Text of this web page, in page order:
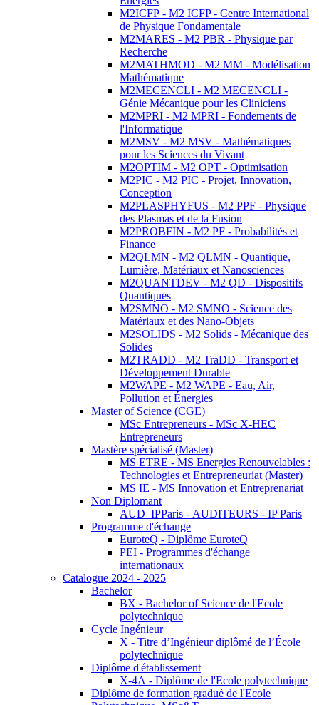
M2ICFP - M2 ICFP - Centre International
de Physique Fondamentale
M2MARES - M2 PBR - Physique par
Recherche
M2MATHMOD - M2 MM - Modélisation
Mathématique
M2MECENCLI - M2 MECENCLI -
Génie Mécanique pour les Cliniciens
M2MPRI - M2 MPRI - Fondements de
l'Informatique
M2MSV - M2 MSV - Mathématiques
pour les Sciences du Vivant
M2OPTIM - M2 OPT - Optimisation
M2PIC - M2 PIC - Projet, Innovation,
Conception
M2PLASPHYFUS - M2 PPF - Physique
des Plasmas et de la Fusion
M2PROBFIN - M2 PF - Probabilités et
Finance
M2QLMN - M2 QLMN - Quantique,
Lumière, Matériaux et Nanosciences
M2QUANTDEV - M2 QD - Dispositifs
Quantiques
M2SMNO - M2 SMNO - Science des
Matériaux et des Nano-Objets
M2SOLIDS - M2 Solids - Mécanique des
Solides
M2TRADD - M2 TraDD - Transport et
Développement Durable
M2WAPE - M2 WAPE - Eau, Air,
Pollution et Énergies
Master of Science (CGE)
MSc Entrepreneurs - MSc X-HEC
Entrepreneurs
Mastère spécialisé (Master)
MS ETRE - MS Energies Renouvelables :
Technologies et Entrepreneuriat (Master)
MS IE - MS Innovation et Entreprenariat
Non Diplomant
AUD_IPParis - AUDITEURS - IP Paris
Programme d'échange
EuroteQ - Diplôme EuroteQ
PEI - Programmes d'échange
internationaux
Catalogue 2024 - 2025
Bachelor
BX - Bachelor of Science de l'Ecole
polytechnique
Cycle Ingénieur
X - Titre d’Ingénieur diplômé de l’École
polytechnique
Diplôme d'établissement
X-4A - Diplôme de l'Ecole polytechnique
Diplôme de formation gradué de l'Ecole